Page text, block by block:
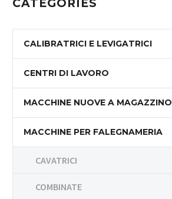
CATEGORIES
CALIBRATRICI E LEVIGATRICI
CENTRI DI LAVORO
MACCHINE NUOVE A MAGAZZINO
MACCHINE PER FALEGNAMERIA
CAVATRICI
COMBINATE